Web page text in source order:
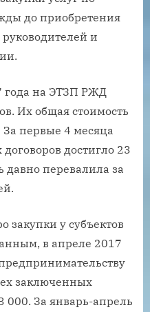
до приобретения
и
года на ЭТЗП РЖД
Их общая стоимость
первые 4 месяца
достигло 23
давно перевалила за
закупки у субъектов
в апреле 2017
заключенных
000. За январь-апрель